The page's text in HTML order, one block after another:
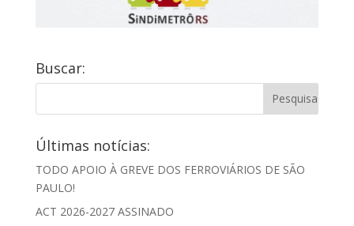
Buscar:
Últimas notícias:
TODO APOIO À GREVE DOS FERROVIÁRIOS DE SÃO
PAULO!
ACT 2026-2027 ASSINADO